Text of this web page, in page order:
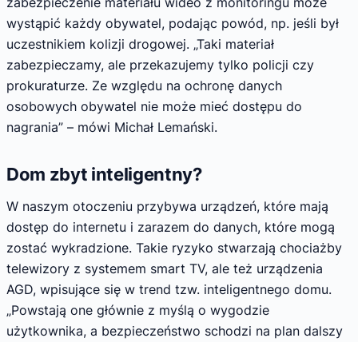
wystąpić każdy obywatel, podając powód, np. jeśli był
uczestnikiem kolizji drogowej. „Taki materiał
zabezpieczamy, ale przekazujemy tylko policji czy
prokuraturze. Ze względu na ochronę danych
osobowych obywatel nie może mieć dostępu do
nagrania” – mówi Michał Lemański.
Dom zbyt inteligentny?
W naszym otoczeniu przybywa urządzeń, które mają
dostęp do internetu i zarazem do danych, które mogą
zostać wykradzione. Takie ryzyko stwarzają chociażby
telewizory z systemem smart TV, ale też urządzenia
AGD, wpisujące się w trend tzw. inteligentnego domu.
„Powstają one głównie z myślą o wygodzie
użytkownika, a bezpieczeństwo schodzi na plan dalszy